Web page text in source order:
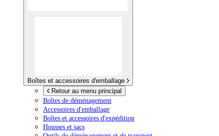
Boîtes et accessoires d'emballage
Retour au menu principal
Boîtes de déménagement
Accessoires d'emballage
Boîtes et accessoires d'expédition
Housses et sacs